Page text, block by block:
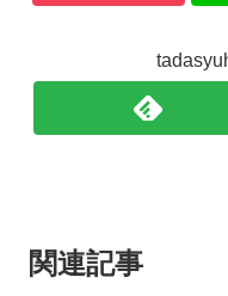
関連記事